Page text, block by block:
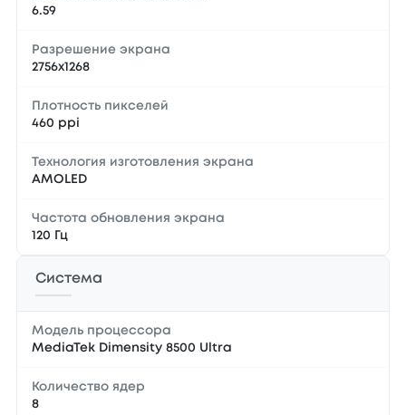
6.59
Разрешение экрана
2756x1268
Плотность пикселей
460 ppi
Технология изготовления экрана
AMOLED
Частота обновления экрана
120 Гц
Система
Модель процессора
MediaTek Dimensity 8500 Ultra
Количество ядер
8